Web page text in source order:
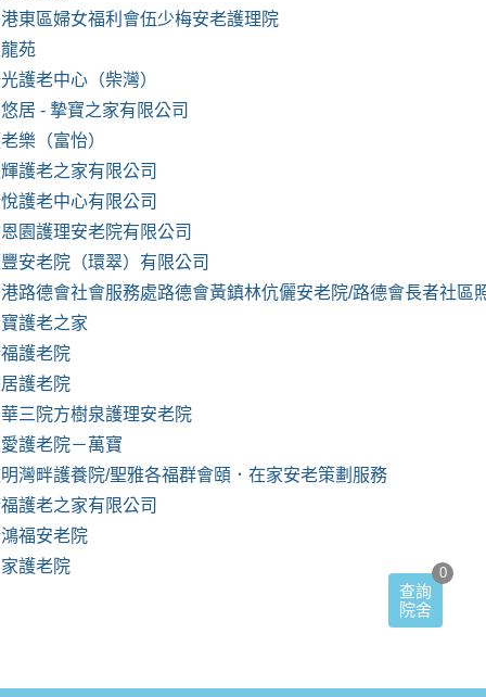
東區婦女福利會伍少梅安老護理院
苑
護老中心（柴灣）
居 - 摯寶之家有限公司
樂（富怡）
護老之家有限公司
護老中心有限公司
園護理安老院有限公司
安老院（環翠）有限公司
路德會社會服務處路德會黃鎮林伉儷安老院/路德會長者社區
護老之家
護老院
護老院
三院方樹泉護理安老院
護老院－萬寶
灣畔護養院/聖雅各福群會頤．在家安老策劃服務
護老之家有限公司
福安老院
護老院
查詢
院舍
0